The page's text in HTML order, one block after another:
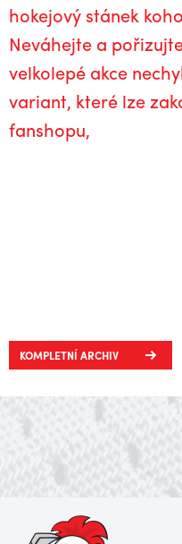
hokejový stánek
Neváhejte a
velkolepé akce
variant, které lze
fanshopu,
KOMPLETNÍ ARCHIV